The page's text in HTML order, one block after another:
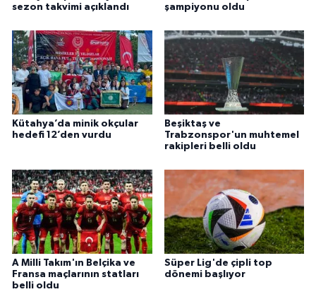
sezon takvimi açıklandı
şampiyonu oldu
Kütahya’da minik okçular
hedefi 12’den vurdu
Beşiktaş ve
Trabzonspor'un muhtemel
rakipleri belli oldu
A Milli Takım'ın Belçika ve
Fransa maçlarının statları
belli oldu
Süper Lig'de çipli top
dönemi başlıyor